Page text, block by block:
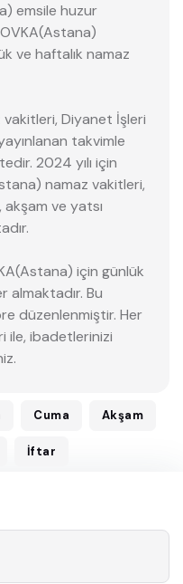
emsile huzur
ve haftalık namaz
vakitleri, Diyanet İşleri
takvimle
2024 yılı için
namaz vakitleri,
ve yatsı
için günlük
almaktadır. Bu
düzenlenmiştir. Her
ile, ibadetlerinizi
Cuma Akşam
İftar